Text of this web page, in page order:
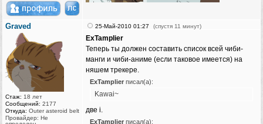
Graved
Стаж: 18 лет
Сообщений: 2177
Откуда: Outer asteroid belt
Провайдер: Не
25-Май-2010 01:27 (спустя 11 минут)
ExTamplier
Теперь ты должен составить список всей чиби-
манги и чиби-аниме (если таковое имеется) на
няшем трекере.
ExTamplier писал(а):
Kawai~
две i.
ExTamplier писал(а):